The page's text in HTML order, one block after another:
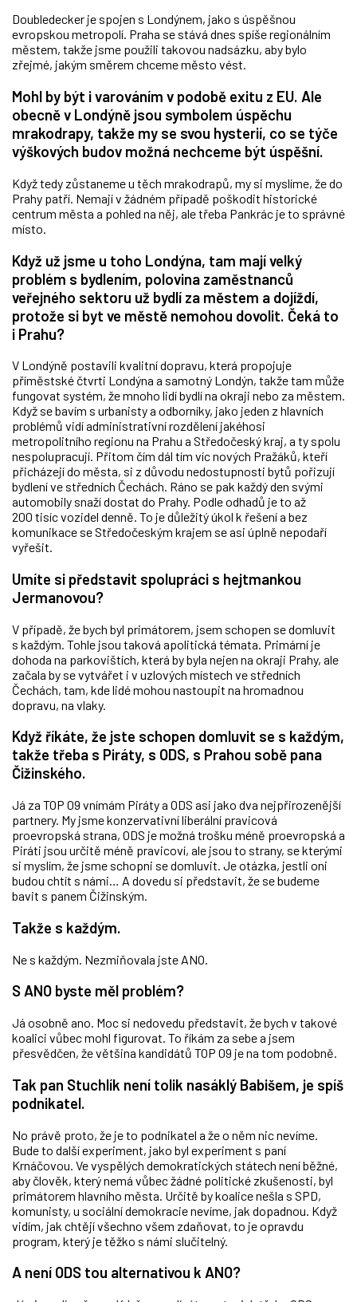
Doubledecker je spojen s Londýnem, jako s úspěšnou
evropskou metropolí. Praha se stává dnes spíše regionálním
městem, takže jsme použili takovou nadsázku, aby bylo
zřejmé, jakým směrem chceme město vést.
Mohl by být i varováním v podobě exitu z EU. Ale
obecně v Londýně jsou symbolem úspěchu
mrakodrapy, takže my se svou hysterií, co se týče
výškových budov možná nechceme být úspěšní.
Když tedy zůstaneme u těch mrakodrapů, my si myslíme, že do
Prahy patří. Nemají v žádném případě poškodit historické
centrum města a pohled na něj, ale třeba Pankrác je to správné
místo.
Když už jsme u toho Londýna, tam mají velký
problém s bydlením, polovina zaměstnanců
veřejného sektoru už bydlí za městem a dojíždí,
protože si byt ve městě nemohou dovolit. Čeká to
i Prahu?
V Londýně postavili kvalitní dopravu, která propojuje
příměstské čtvrti Londýna a samotný Londýn, takže tam může
fungovat systém, že mnoho lidí bydlí na okraji nebo za městem.
Když se bavím s urbanisty a odborníky, jako jeden z hlavních
problémů vidí administrativní rozdělení jakéhosi
metropolitního regionu na Prahu a Středočeský kraj, a ty spolu
nespolupracují. Přitom čím dál tím víc nových Pražáků, kteří
přicházejí do města, si z důvodu nedostupnosti bytů pořizují
bydlení ve středních Čechách. Ráno se pak každý den svými
automobily snaží dostat do Prahy. Podle odhadů je to až
200 tisíc vozidel denně. To je důležitý úkol k řešení a bez
komunikace se Středočeským krajem se asi úplně nepodaří
vyřešit.
Umíte si představit spolupráci s hejtmankou
Jermanovou?
V případě, že bych byl primátorem, jsem schopen se domluvit
s každým. Tohle jsou taková apolitická témata. Primární je
dohoda na parkovištích, která by byla nejen na okraji Prahy, ale
začala by se vytvářet i v uzlových místech ve středních
Čechách, tam, kde lidé mohou nastoupit na hromadnou
dopravu, na vlaky.
Když říkáte, že jste schopen domluvit se s každým,
takže třeba s Piráty, s ODS, s Prahou sobě pana
Čižinského.
Já za TOP 09 vnímám Piráty a ODS asi jako dva nejpřirozenější
partnery. My jsme konzervativní liberální pravicová
proevropská strana, ODS je možná trošku méně proevropská a
Piráti jsou určitě méně pravicoví, ale jsou to strany, se kterými
si myslím, že jsme schopni se domluvit. Je otázka, jestli oni
budou chtít s námi… A dovedu si představit, že se budeme
bavit s panem Čižinským.
Takže s každým.
Ne s každým. Nezmiňovala jste ANO.
S ANO byste měl problém?
Já osobně ano. Moc si nedovedu představit, že bych v takové
koalici vůbec mohl figurovat. To říkám za sebe a jsem
přesvědčen, že většina kandidátů TOP 09 je na tom podobně.
Tak pan Stuchlík není tolik nasáklý Babišem, je spíš
podnikatel.
No právě proto, že je to podnikatel a že o něm nic nevíme.
Bude to další experiment, jako byl experiment s paní
Krnáčovou. Ve vyspělých demokratických státech není běžné,
aby člověk, který nemá vůbec žádné politické zkušenosti, byl
primátorem hlavního města. Určitě by koalice nešla s SPD,
komunisty, u sociální demokracie nevíme, jak dopadnou. Když
vidím, jak chtějí všechno všem zdaňovat, to je opravdu
program, který je těžko s námi slučitelný.
A není ODS tou alternativou k ANO?